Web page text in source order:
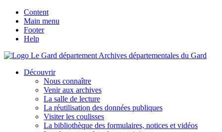
Content
Main menu
Footer
Help
Archives départementales du Gard
Découvrir
Nous connaître
Venir aux archives
La salle de lecture
La réutilisation des données publiques
Visiter les coulisses
La bibliothèque des formulaires, notices et vidéos